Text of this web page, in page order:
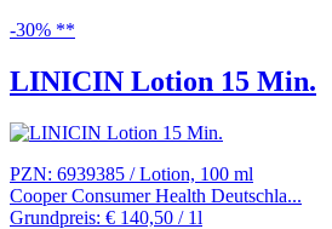
-30% **
LINICIN Lotion 15 Min.
PZN: 6939385 / Lotion, 100 ml
Cooper Consumer Health Deutschla...
Grundpreis: € 140,50 / 1l